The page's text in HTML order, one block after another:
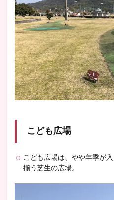
こども広場
こども広場は、やや年季が
揃う芝生の広場。